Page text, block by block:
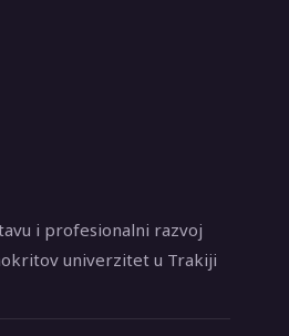
i profesionalni razvoj
univerzitet u Trakiji